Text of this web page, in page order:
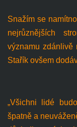
Snažím se
nejrůznějších
významu zdánlivě
Stařík ovšem
„Všichni lidé
špatně a